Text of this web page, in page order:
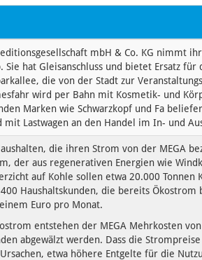
mbH & Co. KG nimmt
hat Gleisanschluss und bietet Ersatz für
die von der Stadt zur
wird per Bahn mit Kosmetik- und
Marken wie Schwarzkopf und Fa
mit Lastwagen an den Handel im In- und
die ihren Strom von der MEGA
der aus regenerativen Energien wie
auf Kohle sollen etwa 20.000 Tonnen
Haushaltskunden, die bereits Ökostrom
Euro pro Monat.
entstehen der MEGA Mehrkosten
abgewälzt werden. Dass die
etwa höhere Entgelte für die